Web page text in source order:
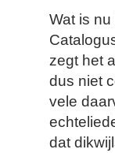
Wat is
zegt het
dus niet
vele
dat